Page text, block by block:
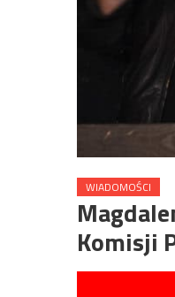
WIADOMOŚCI
Komisji